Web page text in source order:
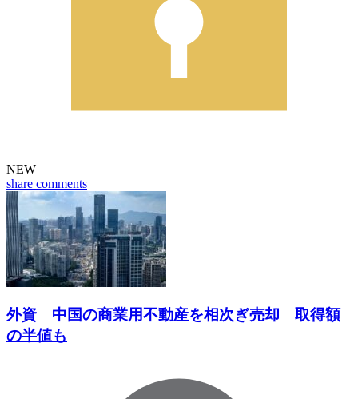
NEW
share comments
外資 中国の商業用不動産を相次ぎ売却 取得額
の半値も